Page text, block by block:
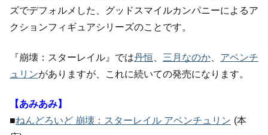
ズでデフォルメした、グッドスマイルカンパニーによるア
クションフィギュアシリーズのことです。
『崩壊：スターレイル』では丹恒 三月なのか
アベンチ
ュリンがありますが、これに続いての発売になります。
【あみあみ】
■ねんどろいど 崩壊：スターレイル アベンチュリン (本